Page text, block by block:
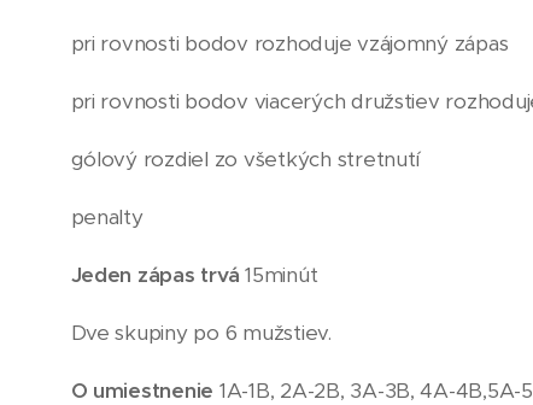
pri rovnosti bodov rozhoduje vzájomný zápas
pri rovnosti bodov viacerých družstiev
gólový rozdiel zo všetkých stretnutí
penalty
Jeden zápas trvá 15minút
Dve skupiny po 6 mužstiev.
O umiestnenie 1A-1B, 2A-2B, 3A-3B, 4A-4B,5A-